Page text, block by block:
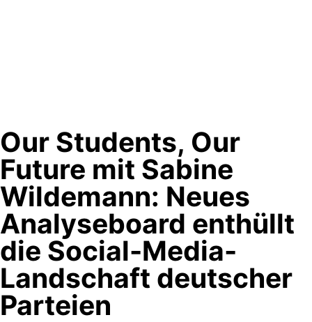
Our Students, Our
Future mit Sabine
Wildemann: Neues
Analyseboard enthüllt
die Social-Media-
Landschaft deutscher
Parteien